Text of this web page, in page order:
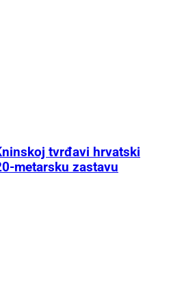
tvrđavi hrvatski
metarsku zastavu